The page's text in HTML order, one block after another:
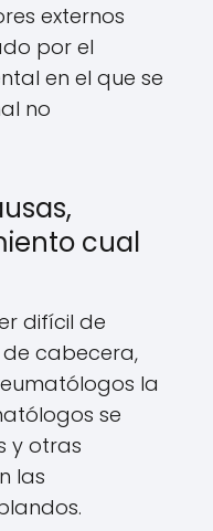
externos
por el
en el que se
no
cual
difícil de
cabecera,
la
se
y otras
las